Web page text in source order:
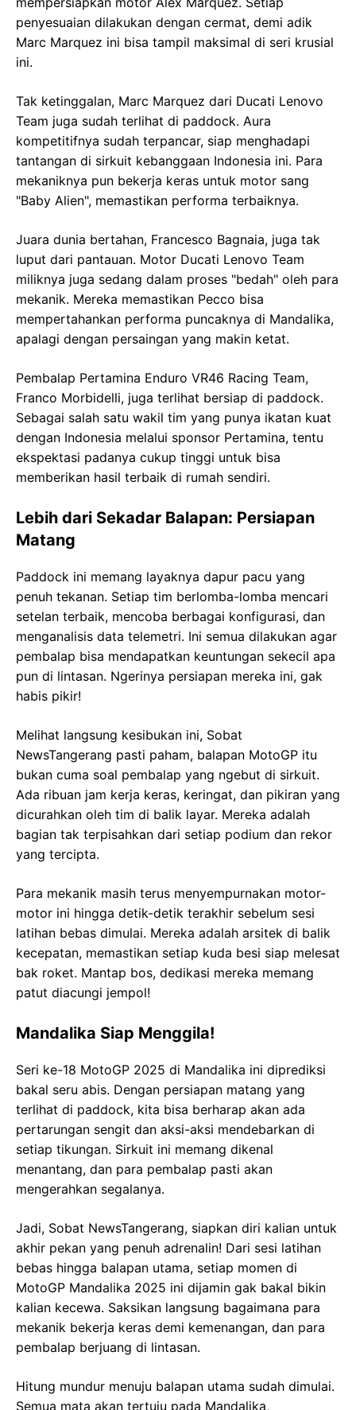
penyesuaian dilakukan dengan cermat, demi adik
Marc Marquez ini bisa tampil maksimal di seri krusial
ini.
Tak ketinggalan, Marc Marquez dari Ducati Lenovo
Team juga sudah terlihat di paddock. Aura
kompetitifnya sudah terpancar, siap menghadapi
tantangan di sirkuit kebanggaan Indonesia ini. Para
mekaniknya pun bekerja keras untuk motor sang
"Baby Alien", memastikan performa terbaiknya.
Juara dunia bertahan, Francesco Bagnaia, juga tak
luput dari pantauan. Motor Ducati Lenovo Team
miliknya juga sedang dalam proses "bedah" oleh para
mekanik. Mereka memastikan Pecco bisa
mempertahankan performa puncaknya di Mandalika,
apalagi dengan persaingan yang makin ketat.
Pembalap Pertamina Enduro VR46 Racing Team,
Franco Morbidelli, juga terlihat bersiap di paddock.
Sebagai salah satu wakil tim yang punya ikatan kuat
dengan Indonesia melalui sponsor Pertamina, tentu
ekspektasi padanya cukup tinggi untuk bisa
memberikan hasil terbaik di rumah sendiri.
Lebih dari Sekadar Balapan: Persiapan
Matang
Paddock ini memang layaknya dapur pacu yang
penuh tekanan. Setiap tim berlomba-lomba mencari
setelan terbaik, mencoba berbagai konfigurasi, dan
menganalisis data telemetri. Ini semua dilakukan agar
pembalap bisa mendapatkan keuntungan sekecil apa
pun di lintasan. Ngerinya persiapan mereka ini, gak
habis pikir!
Melihat langsung kesibukan ini, Sobat
NewsTangerang pasti paham, balapan MotoGP itu
bukan cuma soal pembalap yang ngebut di sirkuit.
Ada ribuan jam kerja keras, keringat, dan pikiran yang
dicurahkan oleh tim di balik layar. Mereka adalah
bagian tak terpisahkan dari setiap podium dan rekor
yang tercipta.
Para mekanik masih terus menyempurnakan motor-
motor ini hingga detik-detik terakhir sebelum sesi
latihan bebas dimulai. Mereka adalah arsitek di balik
kecepatan, memastikan setiap kuda besi siap melesat
bak roket. Mantap bos, dedikasi mereka memang
patut diacungi jempol!
Mandalika Siap Menggila!
Seri ke-18 MotoGP 2025 di Mandalika ini diprediksi
bakal seru abis. Dengan persiapan matang yang
terlihat di paddock, kita bisa berharap akan ada
pertarungan sengit dan aksi-aksi mendebarkan di
setiap tikungan. Sirkuit ini memang dikenal
menantang, dan para pembalap pasti akan
mengerahkan segalanya.
Jadi, Sobat NewsTangerang, siapkan diri kalian untuk
akhir pekan yang penuh adrenalin! Dari sesi latihan
bebas hingga balapan utama, setiap momen di
MotoGP Mandalika 2025 ini dijamin gak bakal bikin
kalian kecewa. Saksikan langsung bagaimana para
mekanik bekerja keras demi kemenangan, dan para
pembalap berjuang di lintasan.
Hitung mundur menuju balapan utama sudah dimulai.
Semua mata akan tertuju pada Mandalika,